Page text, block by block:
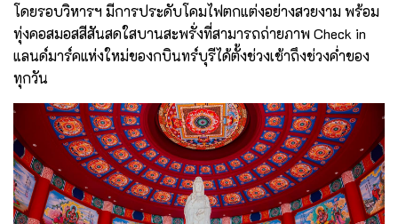
โดยรอบวิหารฯ มีการประดับโคมไฟตกแต่งอย่างสวยงาม พร้อม
ทุ่งคอสมอสสีสันสดใสบานสะพรั่งที่สามารถถ่ายภาพ Check in
แลนด์มาร์คแห่งใหม่ของกบินทร์บุรีได้ตั้งช่วงเช้าถึงช่วงค่ำของ
ทุกวัน